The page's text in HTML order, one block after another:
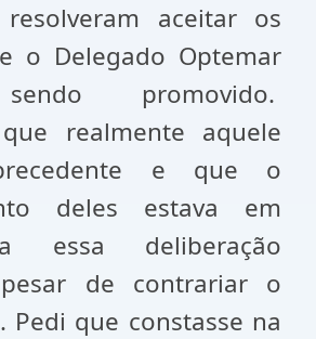
aceitar os
o Delegado Optemar
promovido.
realmente aquele
e que o
deles estava em
essa deliberação
de contrariar o
Pedi que constasse na